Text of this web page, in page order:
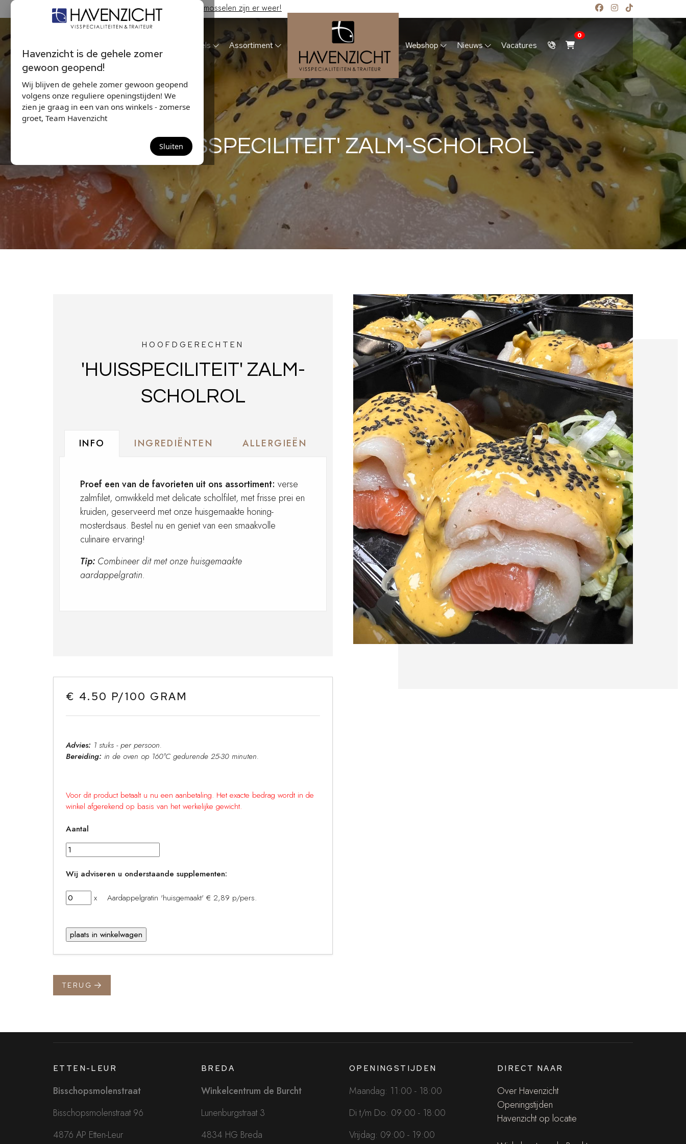
Havenzicht is de gehele zomer
gewoon geopend!
Wij blijven de gehele zomer gewoon geopend
volgens onze reguliere openingstijden! We
zien je graag in een van ons winkels - zomerse
groet, Team Havenzicht
Sluiten
Hollandse Nieuwe & Zeeuwse bodem mosselen zijn er weer!
Winkels Assortiment Webshop Nieuws Vacatures
0
'HUISSPECILITEIT' ZALM-SCHOLROL
HOOFDGERECHTEN
'HUISSPECILITEIT' ZALM-
SCHOLROL
INFO INGREDIËNTEN ALLERGIEËN
Proef een van de favorieten uit ons assortiment: verse
zalmfilet, omwikkeld met delicate scholfilet, met frisse prei en
kruiden, geserveerd met onze huisgemaakte honing-
mosterdsaus. Bestel nu en geniet van een smaakvolle
culinaire ervaring!
Tip: Combineer dit met onze huisgemaakte
aardappelgratin.
€ 4.50 P/100 GRAM
Advies: 1 stuks - per persoon.
Bereiding: in de oven op 160°C gedurende 25-30 minuten.
Voor dit product betaalt u nu een aanbetaling. Het exacte bedrag wordt in de
winkel afgerekend op basis van het werkelijke gewicht.
Aantal
Wij adviseren u onderstaande supplementen:
x Aardappelgratin 'huisgemaakt' € 2,89 p/pers.
TERUG
ETTEN-LEUR
Bisschopsmolenstraat
Bisschopsmolenstraat 96
4876 AP Etten-Leur
BREDA
Winkelcentrum de Burcht
Lunenburgstraat 3
4834 HG Breda
OPENINGSTIJDEN
Maandag: 11:00 - 18:00
Di t/m Do: 09:00 - 18:00
Vrijdag: 09:00 - 19:00
DIRECT NAAR
Over Havenzicht
Openingstijden
Havenzicht op locatie